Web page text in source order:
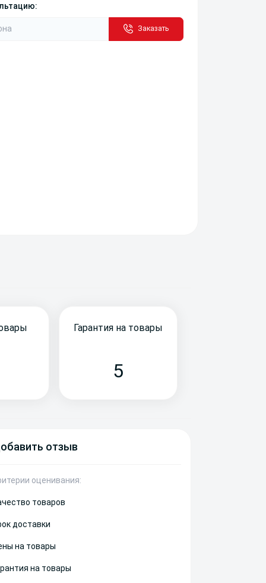
Заказать
Гарантия на товары
5
отзыв
оценивания:
товаров
доставки
на товары
на товары